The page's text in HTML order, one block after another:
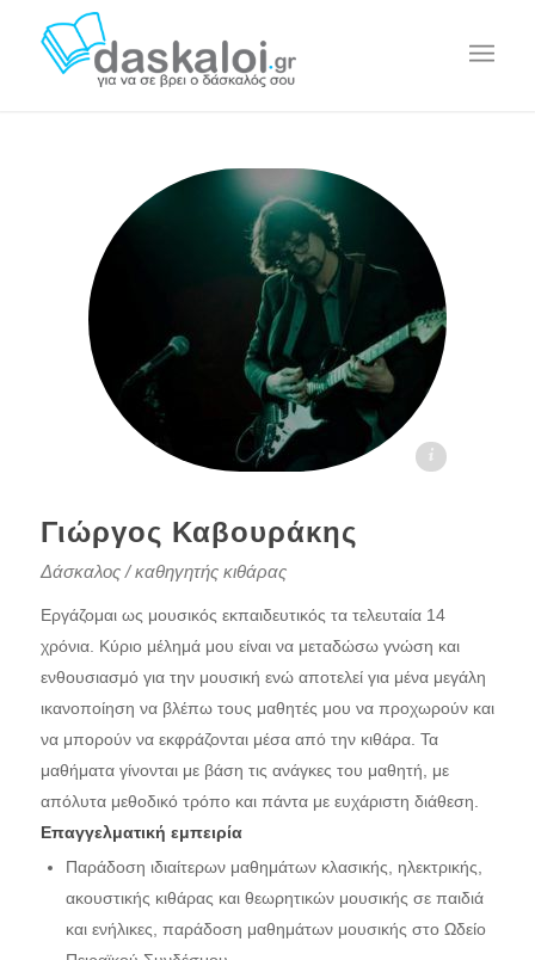
Γιώργος Καβουράκης - daskaloi.gr
Γιώργος Καβουράκης
Δάσκαλος / καθηγητής κιθάρας
Εργάζομαι ως μουσικός εκπαιδευτικός τα τελευταία 14
χρόνια. Κύριο μέλημά μου είναι να μεταδώσω γνώση και
ενθουσιασμό για την μουσική ενώ αποτελεί για μένα μεγάλη
ικανοποίηση να βλέπω τους μαθητές μου να προχωρούν και
να μπορούν να εκφράζονται μέσα από την κιθάρα. Τα
μαθήματα γίνονται με βάση τις ανάγκες του μαθητή, με
απόλυτα μεθοδικό τρόπο και πάντα με ευχάριστη διάθεση.
Επαγγελματική εμπειρία
Παράδοση ιδιαίτερων μαθημάτων κλασικής, ηλεκτρικής,
ακουστικής κιθάρας και θεωρητικών μουσικής σε παιδιά
και ενήλικες, παράδοση μαθημάτων μουσικής στο Ωδείο